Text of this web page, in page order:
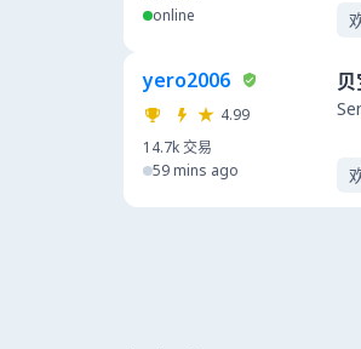
online
yero2006
4.99
14.7k交易
59 mins ago